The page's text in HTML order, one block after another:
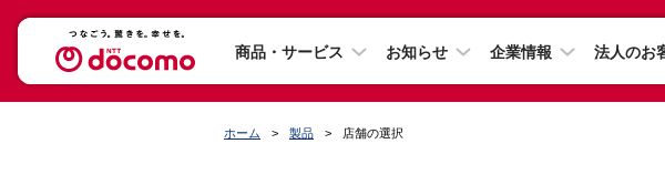
商品・サービス お知らせ 企業情報 法人のお
ホーム 製品 店舗の選択